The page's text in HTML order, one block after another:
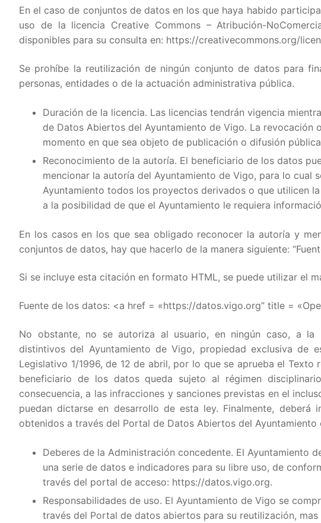
En el caso de conjuntos de datos en los que haya habido
uso de la licencia Creative Commons – Atribución-
disponibles para su consulta en: https://creativecommons.org/
Se prohíbe la reutilización de ningún conjunto de datos para
personas, entidades o de la actuación administrativa pública.
Duración de la licencia. Las licencias tendrán vigencia
de Datos Abiertos del Ayuntamiento de Vigo. La
momento en que sea objeto de publicación o difusión
Reconocimiento de la autoría. El beneficiario de los datos
mencionar la autoría del Ayuntamiento de Vigo, para lo cual
Ayuntamiento todos los proyectos derivados o que utilicen
a la posibilidad de que el Ayuntamiento le requiera
En los casos en los que sea obligado reconocer la autoría y
conjuntos de datos, hay que hacerlo de la manera siguiente:
Si se incluye esta citación en formato HTML, se puede utilizar el
Fuente de los datos: <a href = «https://datos.vigo.org” title =
No obstante, no se autoriza al usuario, en ningún caso, a
distintivos del Ayuntamiento de Vigo, propiedad exclusiva de
Legislativo 1/1996, de 12 de abril, por lo que se aprueba el
beneficiario de los datos queda sujeto al régimen
consecuencia, a las infracciones y sanciones previstas en el
puedan dictarse en desarrollo de esta ley. Finalmente,
obtenidos a través del Portal de Datos Abiertos del Ayuntamiento
Deberes de la Administración concedente. El Ayuntamiento
una serie de datos e indicadores para su libre uso, de
través del portal de acceso: https://datos.vigo.org.
Responsabilidades de uso. El Ayuntamiento de Vigo se
través del Portal de datos abiertos para su reutilización,